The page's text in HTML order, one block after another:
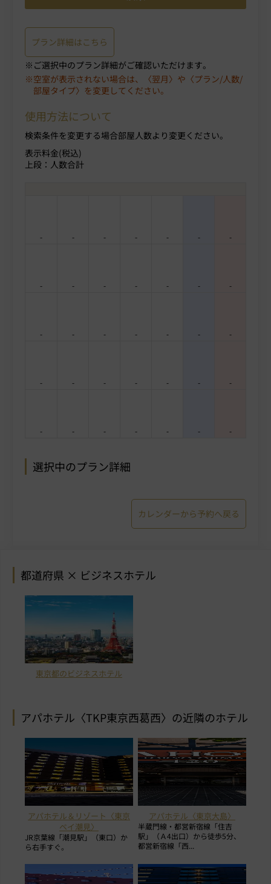
プラン詳細はこちら
ご選択中のプラン詳細がご確認いただけます。
空室が表示されない場合は、〈翌月〉や〈プラン/人数/
部屋タイプ〉を変更してください。
使用方法について
検索条件を変更する場合部屋人数より変更ください。
表示料金(税込)
上段：人数合計
- - - - - - -
- - - - - - -
- - - - - - -
- - - - - - -
- - - - - - -
選択中のプラン詳細
カレンダーから予約へ戻る
都道府県 × ビジネスホテル
東京都のビジネスホテル
アパホテル〈TKP東京西葛西〉の近隣のホテル
アパホテル＆リゾート〈東京
ベイ潮見〉
JR京葉線「潮見駅」（東口）か
ら右手すぐ。
アパホテル〈東京大島〉
半蔵門線・都営新宿線「住吉
駅」（Ａ4出口）から徒歩5分、
都営新宿線「西...